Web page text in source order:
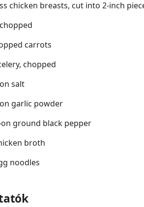
chicken breasts, cut into 2-inch
carrots
chopped
salt
garlic powder
ground black pepper
broth
noodles